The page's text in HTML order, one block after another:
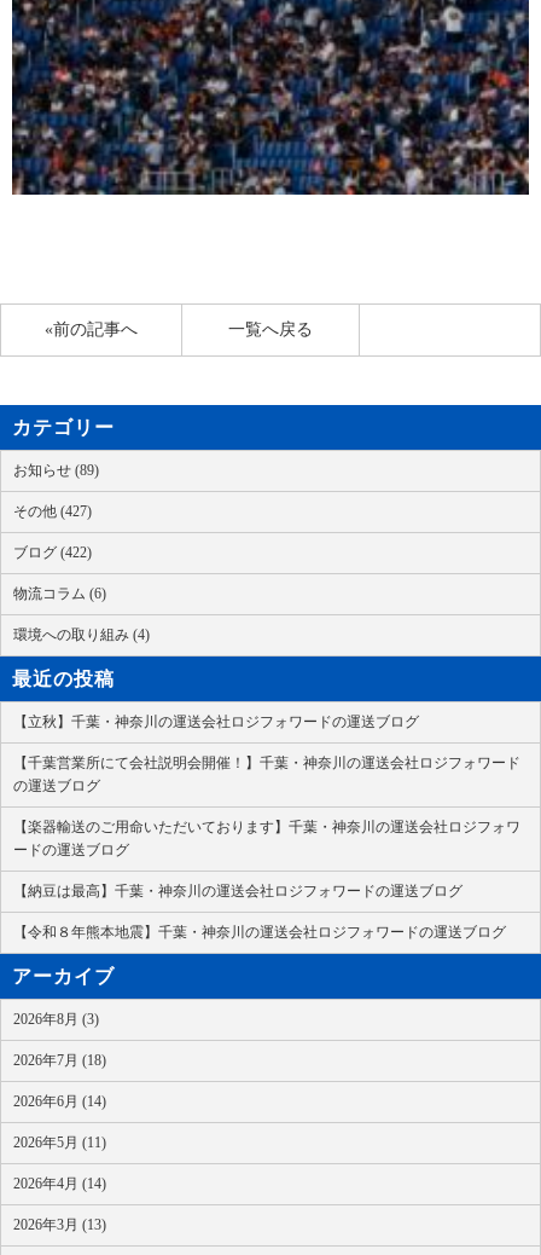
«前の記事へ 一覧へ戻る
カテゴリー
お知らせ (89)
その他 (427)
ブログ (422)
物流コラム (6)
環境への取り組み (4)
最近の投稿
【立秋】千葉・神奈川の運送会社ロジフォワードの運送ブログ
【千葉営業所にて会社説明会開催！】千葉・神奈川の運送会社ロジフォワード
の運送ブログ
【楽器輸送のご用命いただいております】千葉・神奈川の運送会社ロジフォワ
ードの運送ブログ
【納豆は最高】千葉・神奈川の運送会社ロジフォワードの運送ブログ
【令和８年熊本地震】千葉・神奈川の運送会社ロジフォワードの運送ブログ
アーカイブ
2026年8月 (3)
2026年7月 (18)
2026年6月 (14)
2026年5月 (11)
2026年4月 (14)
2026年3月 (13)